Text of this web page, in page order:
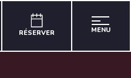
RÉSERVER MENU